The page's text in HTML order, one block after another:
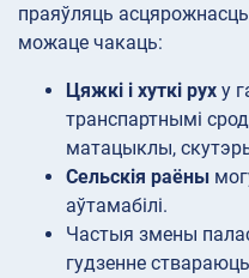
праяўляць
можаце чакаць:
Цяжкі і хуткі рух у
транспартнымі
матацыклы,
Сельскія раёны
аўтамабілі.
Частыя змены
гудзенне